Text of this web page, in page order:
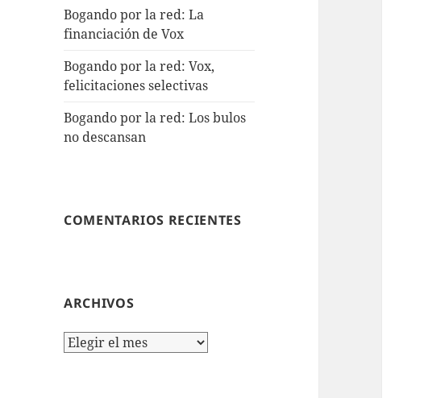
Bogando por la red: La
financiación de Vox
Bogando por la red: Vox,
felicitaciones selectivas
Bogando por la red: Los bulos
no descansan
COMENTARIOS RECIENTES
ARCHIVOS
Archivos